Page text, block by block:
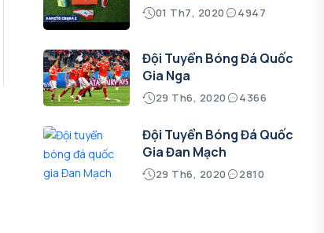
01 Th7, 2020 4947
Đội Tuyển Bóng Đá Quốc
Gia Nga
29 Th6, 2020 4366
Đội Tuyển Bóng Đá Quốc
Gia Đan Mạch
29 Th6, 2020 2810